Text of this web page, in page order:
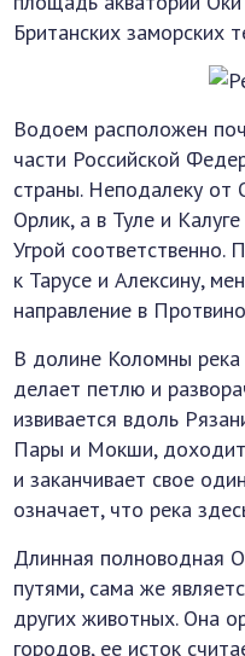
Британских заморских
Водоем расположен
части Российской
страны. Неподалеку от
Орлик, а в Туле и
Угрой соответственно.
к Тарусе и Алексину,
направление в
В долине Коломны
делает петлю и
извивается вдоль
Пары и Мокши,
и заканчивает свое
означает, что река
Длинная полноводная
путями, сама же
других животных. Она
городов, ее исток